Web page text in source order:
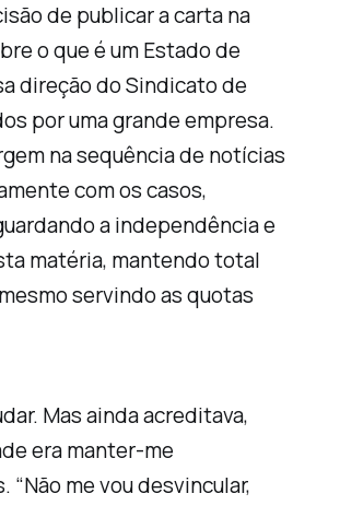
de publicar a carta na
o que é um Estado de
direção do Sindicato de
por uma grande empresa.
na sequência de notícias
com os casos,
a independência e
matéria, mantendo total
servindo as quotas
Mas ainda acreditava,
era manter-me
me vou desvincular,